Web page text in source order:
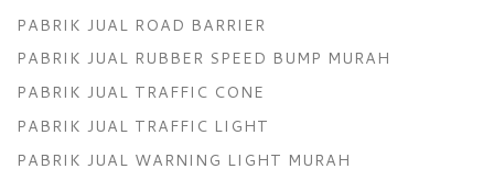
PABRIK JUAL ROAD BARRIER
PABRIK JUAL RUBBER SPEED BUMP MURAH
PABRIK JUAL TRAFFIC CONE
PABRIK JUAL TRAFFIC LIGHT
PABRIK JUAL WARNING LIGHT MURAH